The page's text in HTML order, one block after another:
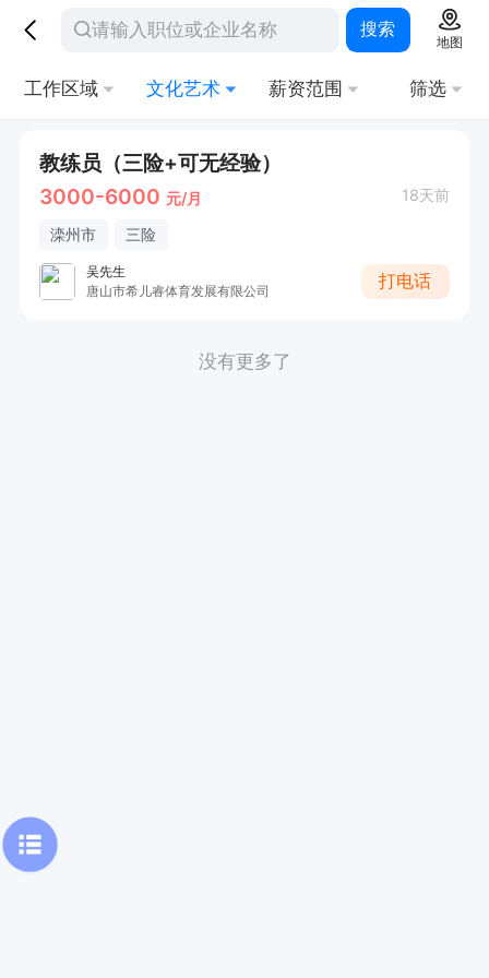
搜索
地图
工作区域 文化艺术 薪资范围 筛选
教练员（三险+可无经验）
3000-6000 元/月 18天前
滦州市 三险
吴先生
唐山市希儿睿体育发展有限公司
打电话
没有更多了